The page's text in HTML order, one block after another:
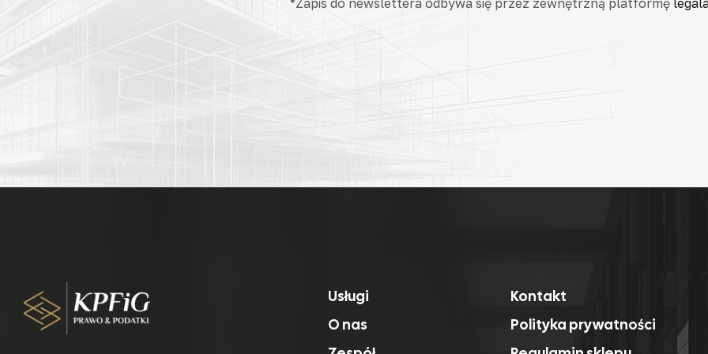
*Zapis do newslettera odbywa się przez zewnętrzną platformę
Usługi
O nas
Kontakt
Polityka prywatności